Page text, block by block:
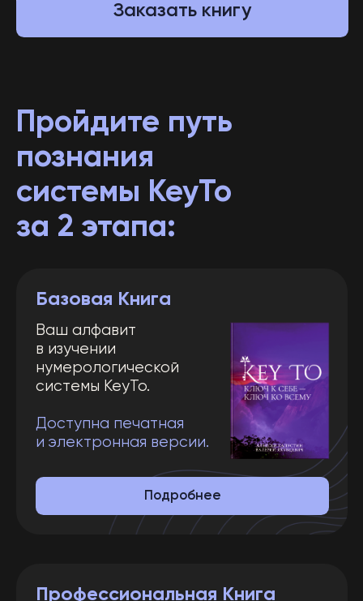
познания
системы KeyTo
Базовая Книга
Ваш алфавит
нумерологической
системы KeyTo.
Доступна печатная
Подробнее
пособие по всей
нумерологической
системе KeyTo.
Доступна печатная
и электронная версии.
Профессиональная Книга